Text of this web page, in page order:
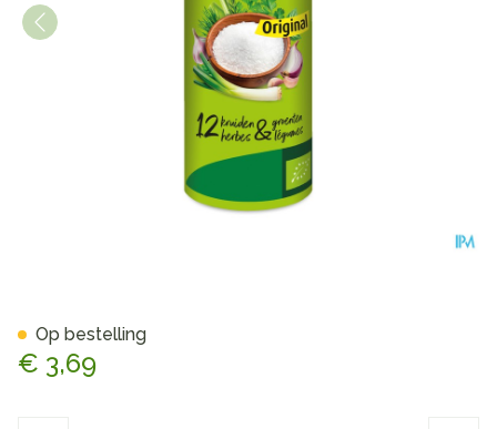
€ 3,69
Op bestelling